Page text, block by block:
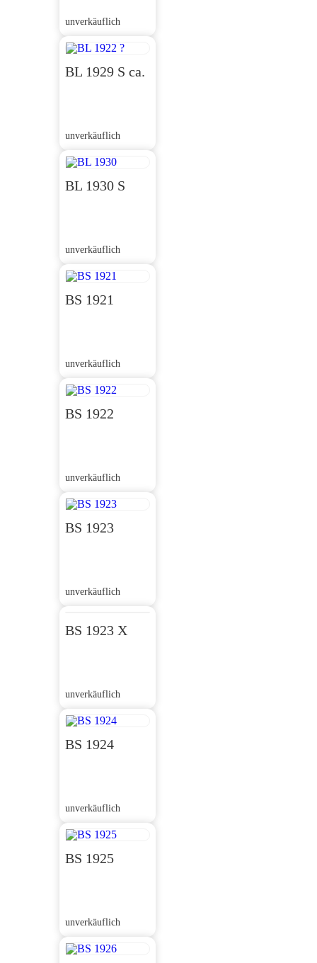
unverkäuflich
BL 1929 S ca.
unverkäuflich
BL 1930 S
unverkäuflich
BS 1921
unverkäuflich
BS 1922
unverkäuflich
BS 1923
unverkäuflich
BS 1923 X
unverkäuflich
BS 1924
unverkäuflich
BS 1925
unverkäuflich